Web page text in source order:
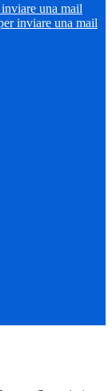
una mail
inviare una mail